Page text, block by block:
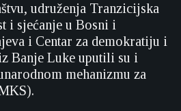
udruženja Tranzicijska
i sjećanje u Bosni i
i Centar za demokratiju i
Banje Luke uputili su i
mehanizmu za